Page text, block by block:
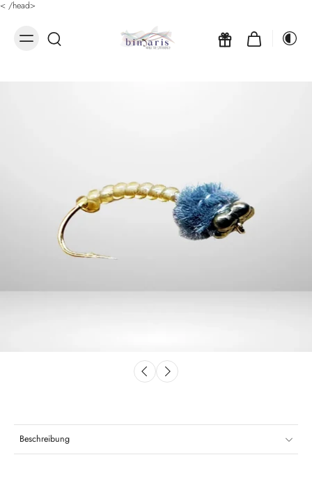
< /head>
Beschreibung